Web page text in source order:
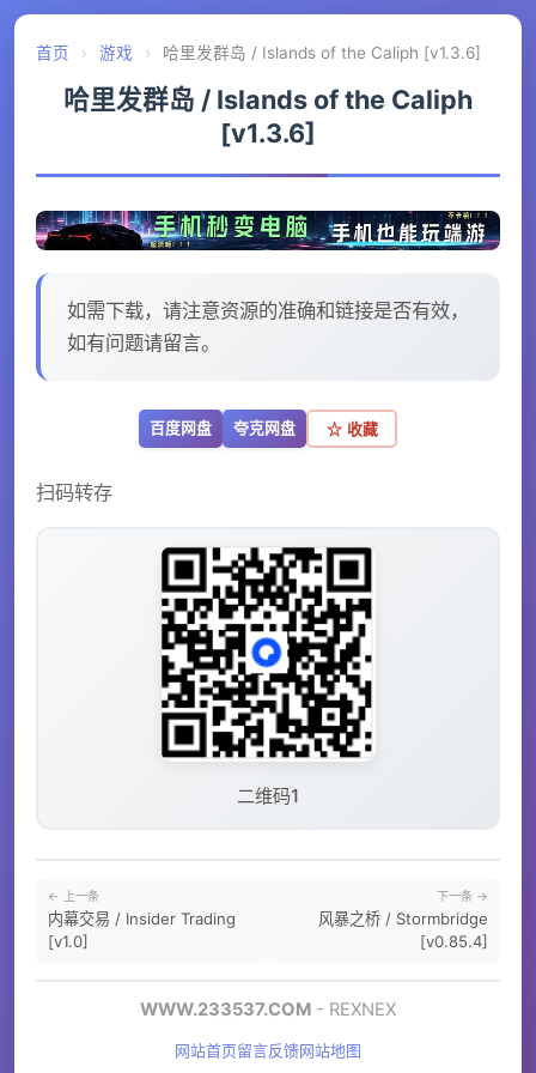
首页 › 游戏 › 哈里发群岛 / Islands of the Caliph [v1.3.6]
哈里发群岛 / Islands of the Caliph
[v1.3.6]
如需下载，请注意资源的准确和链接是否有效，
如有问题请留言。
百度网盘 夸克网盘 ☆ 收藏
扫码转存
二维码1
← 上一条
内幕交易 / Insider Trading
[v1.0]
下一条 →
风暴之桥 / Stormbridge
[v0.85.4]
WWW.233537.COM - REXNEX
网站首页留言反馈网站地图